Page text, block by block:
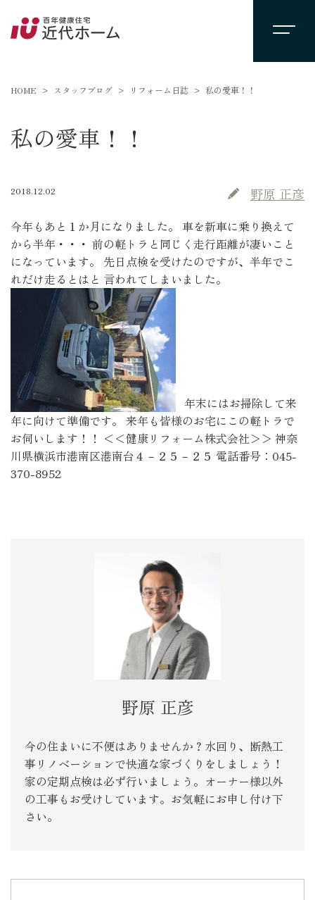
HOME スタッフブログ リフォーム日誌 私の愛車！！
私の愛車！！
2018.12.02 野原 正彦
今年もあと１か月になりました。 車を新車に乗り換えて
から半年・・・ 前の軽トラと同じく走行距離が凄いこと
になっています。 先日点検を受けたのですが、半年でこ
れだけ走るとはと 言われてしまいました。
年末にはお掃除して来
年に向けて準備です。 来年も皆様のお宅にこの軽トラで
お伺いします！！ ＜＜健康リフォーム株式会社＞＞ 神奈
川県横浜市港南区港南台４－２５－２５ 電話番号：045-
370-8952
野原 正彦
今の住まいに不便はありませんか？水回り、断熱工
事リノベーションで快適な家づくりをしましょう！
家の定期点検は必ず行いましょう。オーナー様以外
の工事もお受けしています。お気軽にお申し付け下
さい。